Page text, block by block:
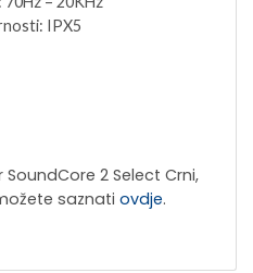
IPX5
2 Select Crni,
saznati ovdje.